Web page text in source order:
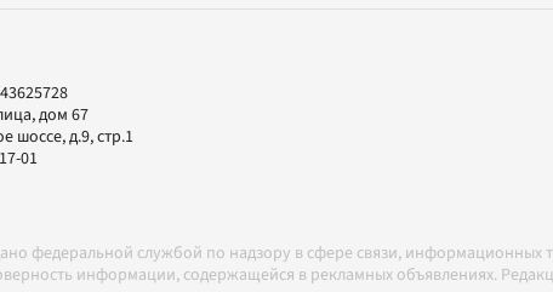
дом 67
шоссе, д.9, стр.1
01
федеральной службой по надзору в сфере связи, информационных
информации, содержащейся в рекламных объявлениях.